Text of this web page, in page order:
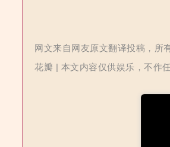
网文来自网友原文翻译投稿，所
花瓣 | 本文内容仅供娱乐，不作